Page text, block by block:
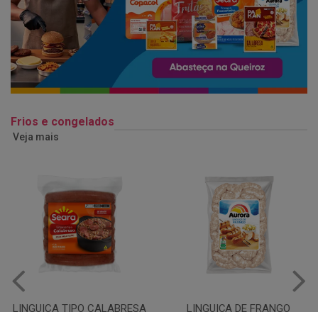
Frios e congelados
Veja mais
LINGUIÇA DE FRANGO QUEIJO MUSSARELA